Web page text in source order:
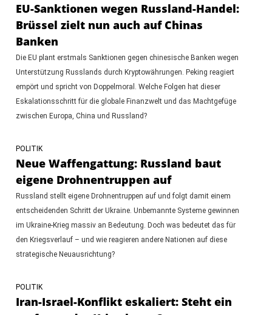
EU-Sanktionen wegen Russland-Handel:
Brüssel zielt nun auch auf Chinas
Banken
Die EU plant erstmals Sanktionen gegen chinesische Banken wegen
Unterstützung Russlands durch Kryptowährungen. Peking reagiert
empört und spricht von Doppelmoral. Welche Folgen hat dieser
Eskalationsschritt für die globale Finanzwelt und das Machtgefüge
zwischen Europa, China und Russland?
POLITIK
Neue Waffengattung: Russland baut
eigene Drohnentruppen auf
Russland stellt eigene Drohnentruppen auf und folgt damit einem
entscheidenden Schritt der Ukraine. Unbemannte Systeme gewinnen
im Ukraine-Krieg massiv an Bedeutung. Doch was bedeutet das für
den Kriegsverlauf – und wie reagieren andere Nationen auf diese
strategische Neuausrichtung?
POLITIK
Iran-Israel-Konflikt eskaliert: Steht ein